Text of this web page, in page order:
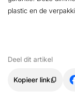
plastic en de
Deel dit artikel
Kopieer link